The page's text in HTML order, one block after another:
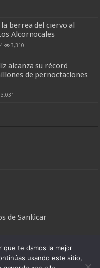
berrea del ciervo al
Alcornocales
3,310
alcanza su récord
de pernoctaciones
3,031
de Sanlúcar
que te damos la mejor
usando este sitio,